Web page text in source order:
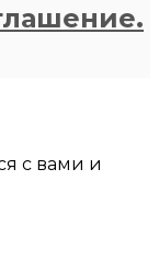
с вами и